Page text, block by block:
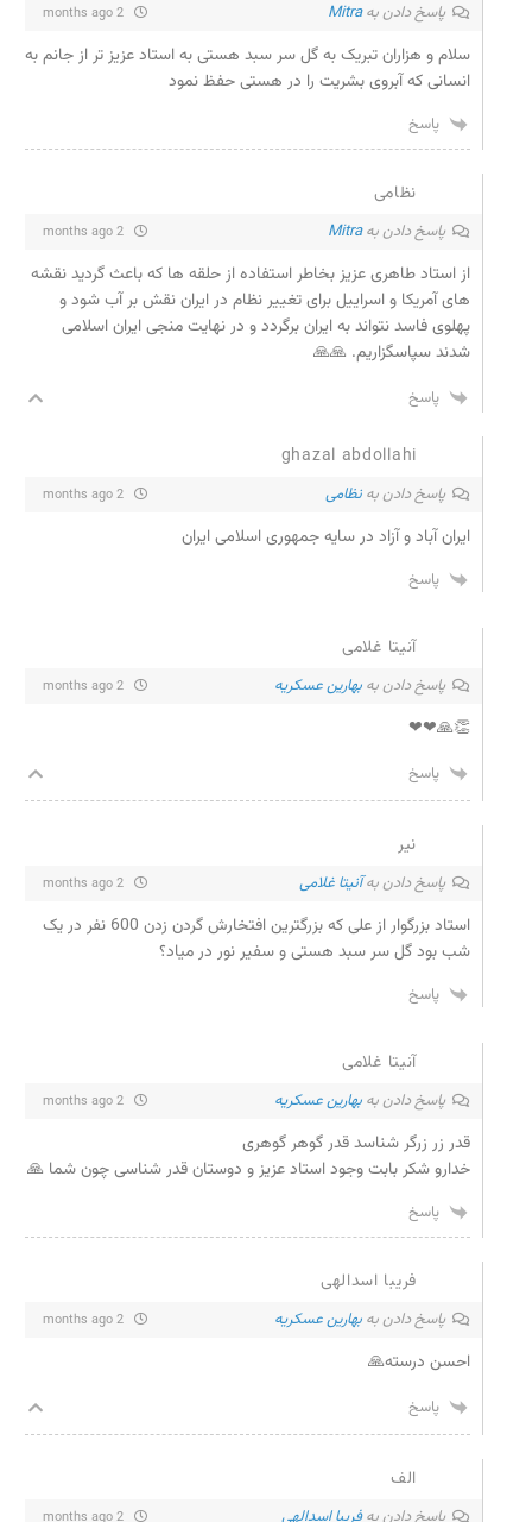
پاسخ دادن بهMitra
سلام و هزاران تبریک به گل سر سبد هستی به استاد عزیز تر از جانم به
انسانی که آبروی بشریت را در هستی حفظ نمود
پاسخ
نظامی
پاسخ دادن بهMitra
از استاد طاهری عزیز بخاطر استفاده از حلقه ها که باعث گردید نقشه
های آمریکا و اسراییل برای تغییر نظام در ایران نقش بر آب شود و
پهلوی فاسد نتواند به ایران برگردد و در نهایت منجی ایران اسلامی
شدند سپاسگزاریم. 🙏🙏
پاسخ
ghazal abdollahi
پاسخ دادن به نظامی
ایران آباد و آزاد در سایه جمهوری اسلامی ایران
پاسخ
آنیتا غلامی
پاسخ دادن به بهارین عسکریه
👏🙏❤❤
پاسخ
نیر
پاسخ دادن بهآنیتا غلامی
استاد بزرگوار از علی که بزرگترین افتخارش گردن زدن 600 نفر در یک
شب بود گل سر سبد هستی و سفیر نور در میاد؟
پاسخ
آنیتا غلامی
پاسخ دادن به بهارین عسکریه
قدر زر زرگر شناسد قدر گوهر گوهری
خدارو شکر بابت وجود استاد عزیز و دوستان قدر شناسی چون شما 🙏
پاسخ
فریبا اسدالهی
پاسخ دادن به بهارین عسکریه
احسن درسته🙏
پاسخ
الف